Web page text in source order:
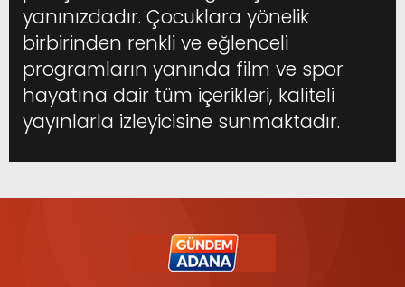
yanınızdadır. Çocuklara yönelik
birbirinden renkli ve eğlenceli
programların yanında film ve spor
hayatına dair tüm içerikleri, kaliteli
yayınlarla izleyicisine sunmaktadır.